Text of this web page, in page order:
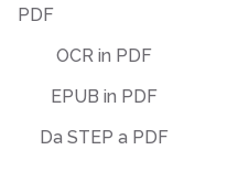
PDF
OCR in PDF
EPUB in PDF
Da STEP a PDF